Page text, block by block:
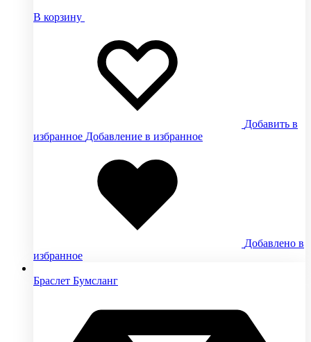
В корзину
Добавить в
избранное Добавление в избранное
Добавлено в
избранное
Браслет Бумсланг